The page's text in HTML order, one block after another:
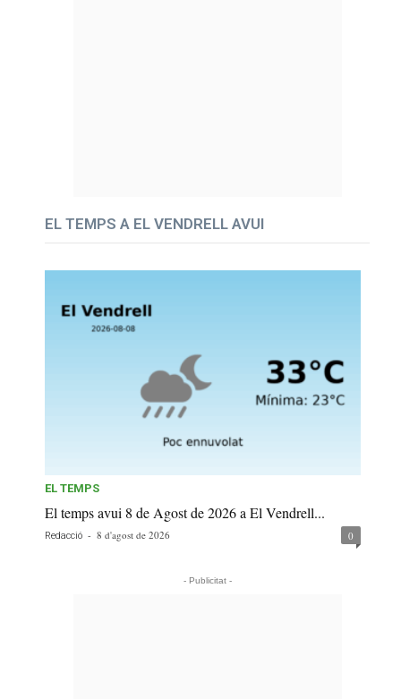
EL TEMPS A EL VENDRELL AVUI
EL TEMPS
El temps avui 8 de Agost de 2026 a El Vendrell...
Redacció - 8 d'agost de 2026 0
- Publicitat -